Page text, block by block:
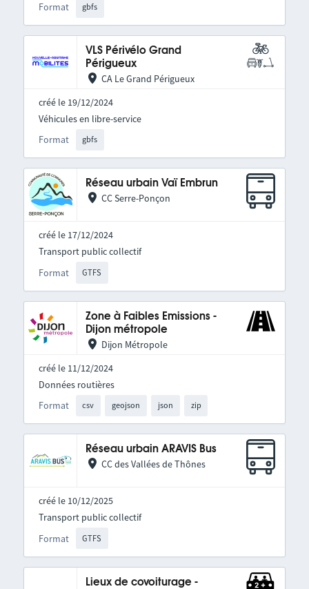
Format gbfs
VLS Périvélo Grand
Périgueux
CA Le Grand Périgueux
créé le 19/12/2024
Format gbfs
Véhicules en libre-service
Réseau urbain Vaï Embrun
CC Serre-Ponçon
créé le 17/12/2024
Format GTFS
Transport public collectif
Zone à Faibles Emissions -
Dijon métropole
Dijon Métropole
créé le 11/12/2024
Format csv geojson json zip
Données routières
Réseau urbain ARAVIS Bus
CC des Vallées de Thônes
créé le 10/12/2025
Format GTFS
Transport public collectif
Lieux de covoiturage -